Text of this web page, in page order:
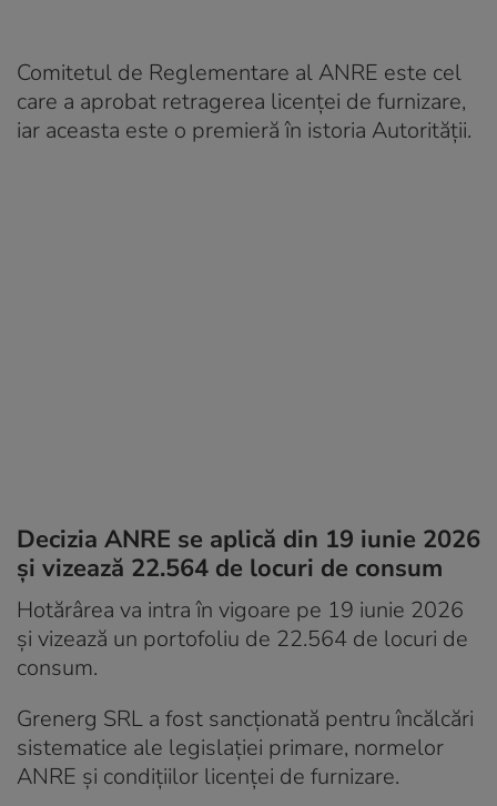
Comitetul de Reglementare al ANRE este cel
care a aprobat retragerea licenței de furnizare,
iar aceasta este o premieră în istoria Autorității.
Decizia ANRE se aplică din 19 iunie 2026
și vizează 22.564 de locuri de consum
Hotărârea va intra în vigoare pe 19 iunie 2026
şi vizează un portofoliu de 22.564 de locuri de
consum.
Grenerg SRL a fost sancţionată pentru încălcări
sistematice ale legislaţiei primare, normelor
ANRE şi condiţiilor licenţei de furnizare.